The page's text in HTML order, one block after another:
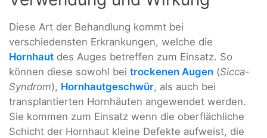
Diese Art der Behandlung kommt bei
verschiedensten Erkrankungen, welche die
Hornhaut des Auges betreffen zum Einsatz. So
können diese sowohl bei trockenen Augen (Sicca-
Syndrom), Hornhautgeschwür, als auch bei
transplantierten Hornhäuten angewendet werden.
Sie kommen zum Einsatz wenn die oberflächliche
Schicht der Hornhaut kleine Defekte aufweist, die